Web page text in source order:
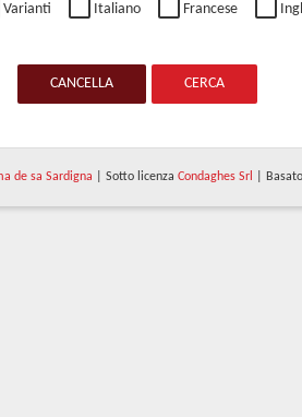
Varianti Italiano Francese
CANCELLA CERCA
de sa Sardigna | Sotto licenza Condaghes Srl |